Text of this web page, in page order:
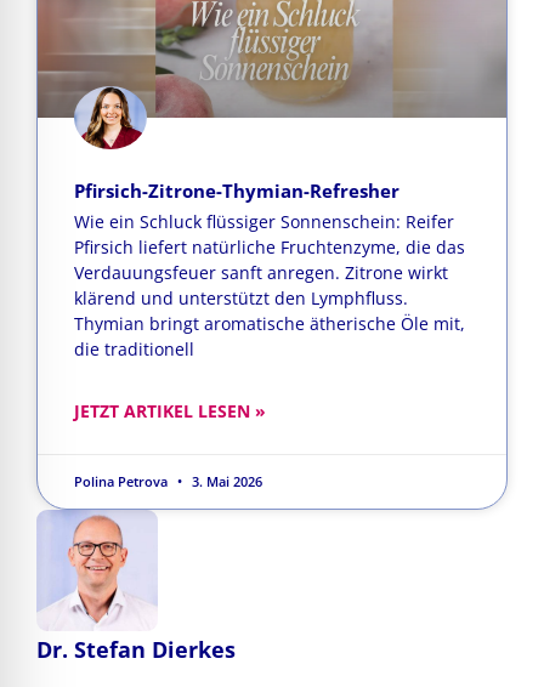
Dr. Stefan Dierkes
Pfirsich-Zitrone-Thymian-Refresher
Wie ein Schluck flüssiger Sonnenschein: Reifer
Pfirsich liefert natürliche Fruchtenzyme, die das
Verdauungsfeuer sanft anregen. Zitrone wirkt
klärend und unterstützt den Lymphfluss.
Thymian bringt aromatische ätherische Öle mit,
die traditionell
JETZT ARTIKEL LESEN »
Polina Petrova 3. Mai 2026